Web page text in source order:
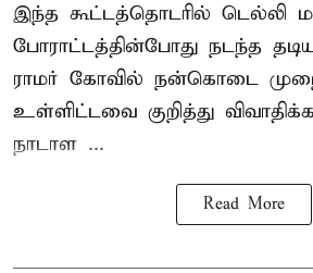
இந்த கூட்டத்தொடரில் டெல்லி
போராட்டத்தின்போது நடந்த
ராமர் கோவில் நன்கொடை
உள்ளிட்டவை குறித்து
நாடாள ...
Read More